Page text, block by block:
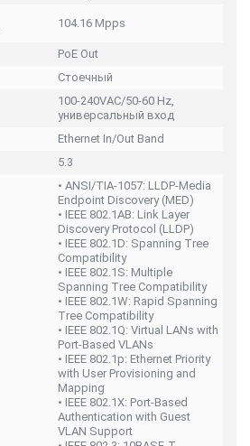
104.16 Mpps
PoE Out
Стоечный
100-240VAC/50-60 Hz,
универсальный вход
Ethernet In/Out Band
5.3
• ANSI/TIA-1057: LLDP-Media
Endpoint Discovery (MED)
• IEEE 802.1AB: Link Layer
Discovery Protocol (LLDP)
• IEEE 802.1D: Spanning Tree
Compatibility
• IEEE 802.1S: Multiple
Spanning Tree Compatibility
• IEEE 802.1W: Rapid Spanning
Tree Compatibility
• IEEE 802.1Q: Virtual LANs with
Port-Based VLANs
• IEEE 802.1p: Ethernet Priority
with User Provisioning and
Mapping
• IEEE 802.1X: Port-Based
Authentication with Guest
VLAN Support